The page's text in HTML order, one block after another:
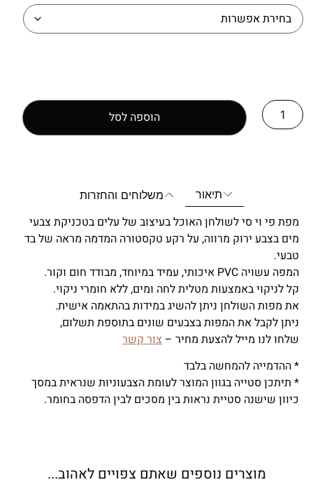
הוספה לסל
תיאור משלוחים והחזרות
מפת פי וי סי לשולחן האוכל בעיצוב של עלים בטכניקת צבעי
מים בצבע ירוק מרווה, על רקע טקסטורה המדמה מראה של בד
טבעי.
המפה עשויה PVC איכותי, עמיד במיוחד, מבודד חום וקור.
קל לניקוי באמצעות מטלית לחה ומים, ללא חומרי ניקוי.
את מפות השולחן ניתן להשיג במידות בהתאמה אישית.
ניתן לקבל את המפות בצבעים שונים בתוספת תשלום,
שלחו לנו מייל להצעת מחיר – צור קשר
* ההדמייה להמחשה בלבד
* תיתכן סטייה בגוון המוצר לעומת הצבעוניות שנראית במסך
כיוון שישנה סטיית נראות בין מסכים לבין הדפסה בחומר.
מוצרים נוספים שאתם צפויים לאהוב...